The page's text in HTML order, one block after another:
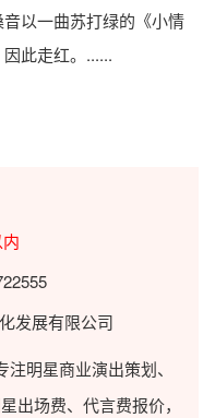
以一曲苏打绿的《小情
此走红。......
发展有限公司
明星商业演出策划、
出场费、代言费报价，